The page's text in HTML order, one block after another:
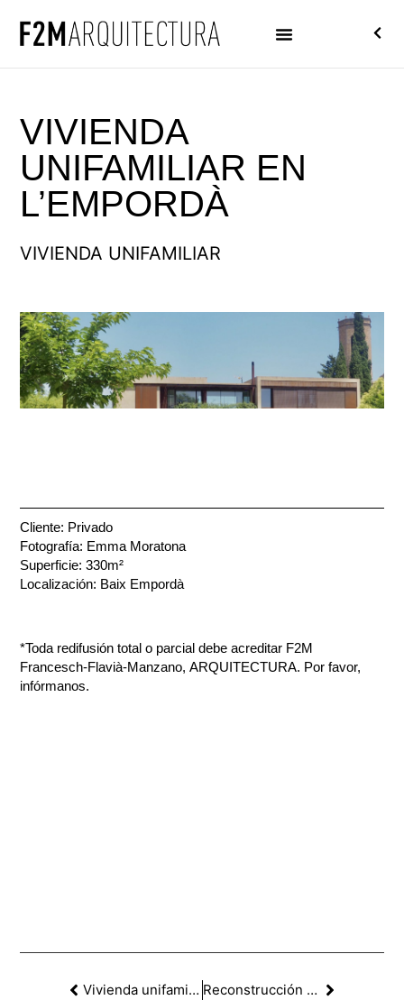
VIVIENDA
UNIFAMILIAR EN
L’EMPORDÀ
VIVIENDA UNIFAMILIAR
Cliente: Privado
Fotografía: Emma Moratona
Superficie: 330m²
Localización: Baix Empordà
*Toda redifusión total o parcial debe acreditar F2M
Francesch-Flavià-Manzano, ARQUITECTURA. Por favor,
infórmanos.
Vivienda unifamiliar en Sant Cugat del Vallès Reconstrucción de una vivienda unifamiliar en Palamós